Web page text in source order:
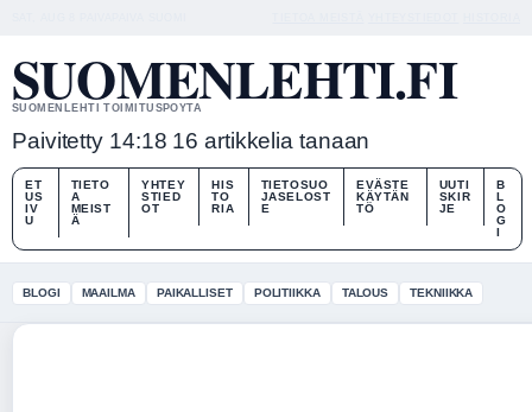
SUOMENLEHTI.FI
SUOMENLEHTI TOIMITUSPOYTA
Paivitetty 14:18 16 artikkelia tanaan
ET
US
IV
U
TIETO
A
MEIST
Ä
YHTEY
STIED
OT
HIS
TO
RIA
TIETOSUO
JASELOST
E
EVÄSTE
KÄYTÄN
TÖ
UUTI
SKIR
JE
B
L
O
G
I
BLOGI MAAILMA PAIKALLISET POLITIIKKA TALOUS TEKNIIKKA